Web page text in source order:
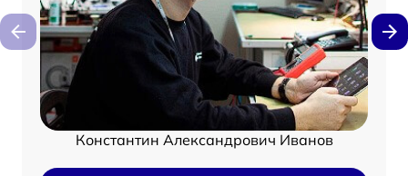
Константин Александрович Иванов